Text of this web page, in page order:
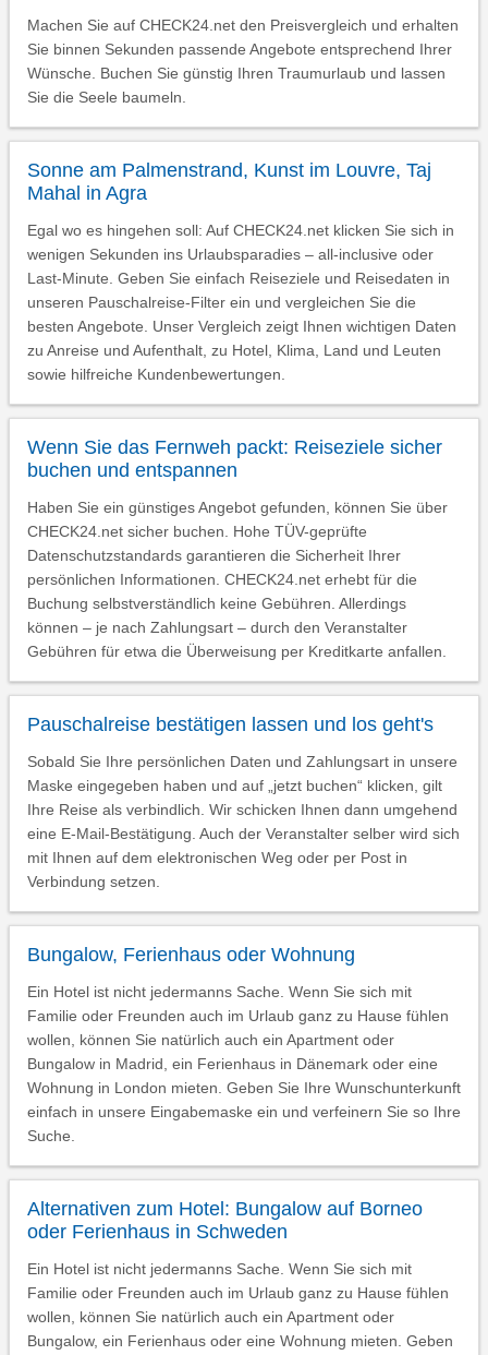
Machen Sie auf CHECK24.net den Preisvergleich und erhalten
Sie binnen Sekunden passende Angebote entsprechend Ihrer
Wünsche. Buchen Sie günstig Ihren Traumurlaub und lassen
Sie die Seele baumeln.
Sonne am Palmenstrand, Kunst im Louvre, Taj
Mahal in Agra
Egal wo es hingehen soll: Auf CHECK24.net klicken Sie sich in
wenigen Sekunden ins Urlaubsparadies – all-inclusive oder
Last-Minute. Geben Sie einfach Reiseziele und Reisedaten in
unseren Pauschalreise-Filter ein und vergleichen Sie die
besten Angebote. Unser Vergleich zeigt Ihnen wichtigen Daten
zu Anreise und Aufenthalt, zu Hotel, Klima, Land und Leuten
sowie hilfreiche Kundenbewertungen.
Wenn Sie das Fernweh packt: Reiseziele sicher
buchen und entspannen
Haben Sie ein günstiges Angebot gefunden, können Sie über
CHECK24.net sicher buchen. Hohe TÜV-geprüfte
Datenschutzstandards garantieren die Sicherheit Ihrer
persönlichen Informationen. CHECK24.net erhebt für die
Buchung selbstverständlich keine Gebühren. Allerdings
können – je nach Zahlungsart – durch den Veranstalter
Gebühren für etwa die Überweisung per Kreditkarte anfallen.
Pauschalreise bestätigen lassen und los geht's
Sobald Sie Ihre persönlichen Daten und Zahlungsart in unsere
Maske eingegeben haben und auf „jetzt buchen“ klicken, gilt
Ihre Reise als verbindlich. Wir schicken Ihnen dann umgehend
eine E-Mail-Bestätigung. Auch der Veranstalter selber wird sich
mit Ihnen auf dem elektronischen Weg oder per Post in
Verbindung setzen.
Bungalow, Ferienhaus oder Wohnung
Ein Hotel ist nicht jedermanns Sache. Wenn Sie sich mit
Familie oder Freunden auch im Urlaub ganz zu Hause fühlen
wollen, können Sie natürlich auch ein Apartment oder
Bungalow in Madrid, ein Ferienhaus in Dänemark oder eine
Wohnung in London mieten. Geben Sie Ihre Wunschunterkunft
einfach in unsere Eingabemaske ein und verfeinern Sie so Ihre
Suche.
Alternativen zum Hotel: Bungalow auf Borneo
oder Ferienhaus in Schweden
Ein Hotel ist nicht jedermanns Sache. Wenn Sie sich mit
Familie oder Freunden auch im Urlaub ganz zu Hause fühlen
wollen, können Sie natürlich auch ein Apartment oder
Bungalow, ein Ferienhaus oder eine Wohnung mieten. Geben